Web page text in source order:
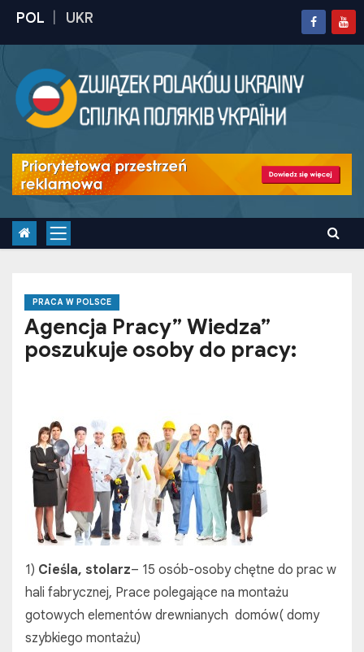
t
PRACA W POLSCE
Agencja Pracy” Wiedza”
poszukuje osoby do pracy:
1) Cieśla, stolarz– 15 osób-osoby chętne do prac w
hali fabrycznej, Prace polegające na montażu
gotowych elementów drewnianych domów( domy
szybkiego montażu)